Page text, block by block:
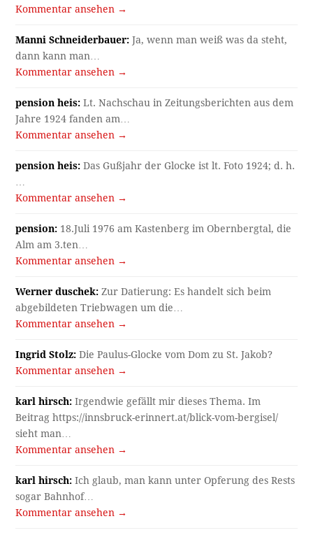
Kommentar ansehen →
Manni Schneiderbauer: Ja, wenn man weiß was da steht,
dann kann man…
Kommentar ansehen →
pension heis: Lt. Nachschau in Zeitungsberichten aus dem
Jahre 1924 fanden am…
Kommentar ansehen →
pension heis: Das Gußjahr der Glocke ist lt. Foto 1924; d. h.
…
Kommentar ansehen →
pension: 18.Juli 1976 am Kastenberg im Obernbergtal, die
Alm am 3.ten…
Kommentar ansehen →
Werner duschek: Zur Datierung: Es handelt sich beim
abgebildeten Triebwagen um die…
Kommentar ansehen →
Ingrid Stolz: Die Paulus-Glocke vom Dom zu St. Jakob?
Kommentar ansehen →
karl hirsch: Irgendwie gefällt mir dieses Thema. Im
Beitrag https://innsbruck-erinnert.at/blick-vom-bergisel/
sieht man…
Kommentar ansehen →
karl hirsch: Ich glaub, man kann unter Opferung des Rests
sogar Bahnhof…
Kommentar ansehen →